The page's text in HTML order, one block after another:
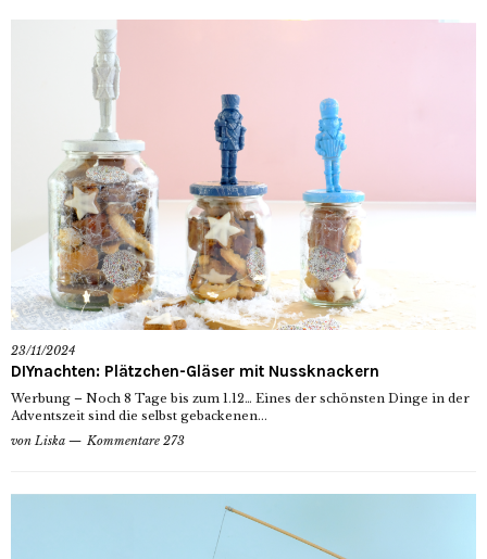
23/11/2024
DIYnachten: Plätzchen-Gläser mit Nussknackern
Werbung – Noch 8 Tage bis zum 1.12… Eines der schönsten Dinge in der
Adventszeit sind die selbst gebackenen...
von Liska Kommentare 273